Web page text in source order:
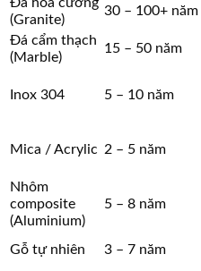
Đá hoa cương
(Granite)
30 – 100+ năm
Đá cẩm thạch
(Marble)
15 – 50 năm
Inox 304 5 – 10 năm
Mica / Acrylic 2 – 5 năm
Nhôm
composite
(Aluminium)
5 – 8 năm
Gỗ tự nhiên 3 – 7 năm